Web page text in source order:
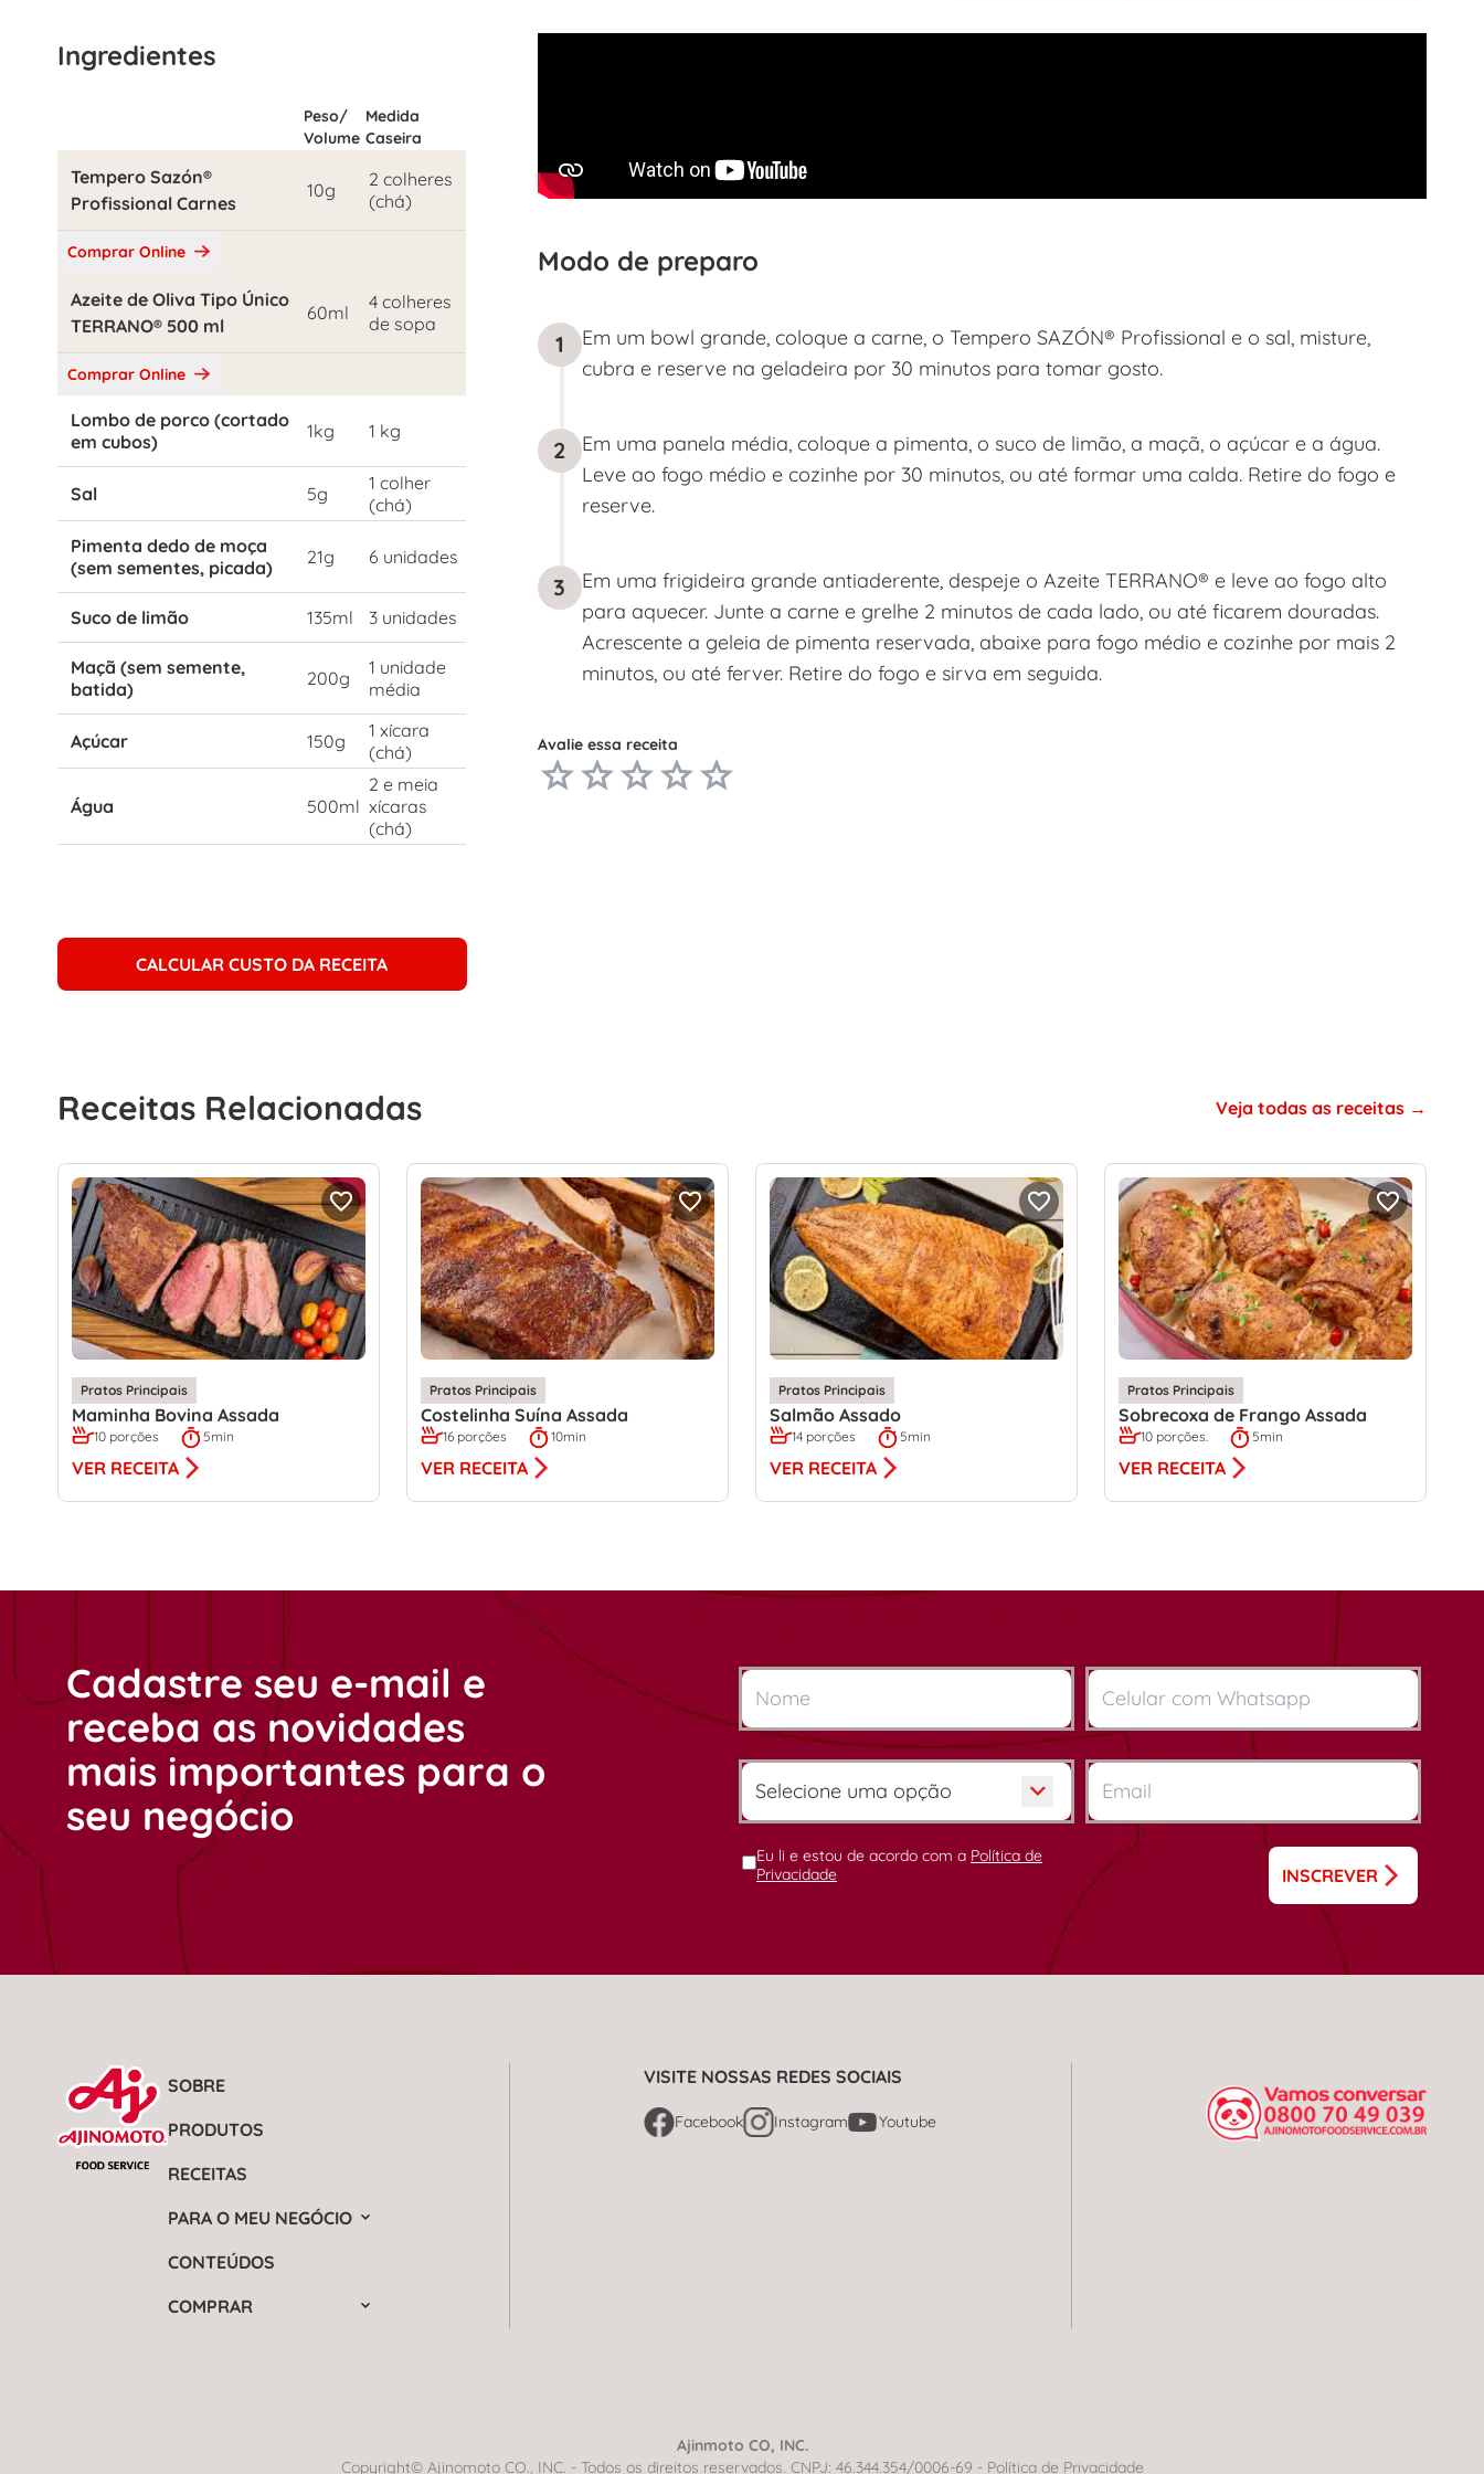
Ingredientes
Peso/
Volume
Medida
Caseira
Tempero Sazón®
Profissional Carnes
10g
2 colheres
(chá)
Comprar Online
Azeite de Oliva Tipo Único
TERRANO® 500 ml
60ml
4 colheres
de sopa
Comprar Online
Lombo de porco (cortado
em cubos)
1kg 1 kg
Sal 5g
1 colher
(chá)
Pimenta dedo de moça
(sem sementes, picada)
21g 6 unidades
Suco de limão 135ml 3 unidades
Maçã (sem semente,
batida)
200g
1 unidade
média
Açúcar 150g
1 xícara
(chá)
Água 500ml
2 e meia
xícaras
(chá)
CALCULAR CUSTO DA RECEITA
Modo de preparo
1
Em um bowl grande, coloque a carne, o Tempero SAZÓN® Profissional e o sal, misture,
cubra e reserve na geladeira por 30 minutos para tomar gosto.
2
Em uma panela média, coloque a pimenta, o suco de limão, a maçã, o açúcar e a água.
Leve ao fogo médio e cozinhe por 30 minutos, ou até formar uma calda. Retire do fogo e
reserve.
3
Em uma frigideira grande antiaderente, despeje o Azeite TERRANO® e leve ao fogo alto
para aquecer. Junte a carne e grelhe 2 minutos de cada lado, ou até ficarem douradas.
Acrescente a geleia de pimenta reservada, abaixe para fogo médio e cozinhe por mais 2
minutos, ou até ferver. Retire do fogo e sirva em seguida.
Avalie essa receita
Receitas Relacionadas Veja todas as receitas
Pratos Principais
Maminha Bovina Assada
10 porções 5min
VER RECEITA
Pratos Principais
Costelinha Suína Assada
16 porções 10min
VER RECEITA
Pratos Principais
Salmão Assado
14 porções 5min
VER RECEITA
Pratos Principais
Sobrecoxa de Frango Assada
10 porções. 5min
VER RECEITA
Cadastre seu e-mail e
receba as novidades
mais importantes para o
seu negócio
Eu li e estou de acordo com a Política de
Privacidade
INSCREVER
SOBRE
PRODUTOS
RECEITAS
PARA O MEU NEGÓCIO
CONTEÚDOS
COMPRAR
VISITE NOSSAS REDES SOCIAIS
Facebook Instagram Youtube
Ajinmoto CO, INC.
Copyright© Ajinomoto CO., INC. - Todos os direitos reservados. CNPJ: 46.344.354/0006-69 - Política de Privacidade